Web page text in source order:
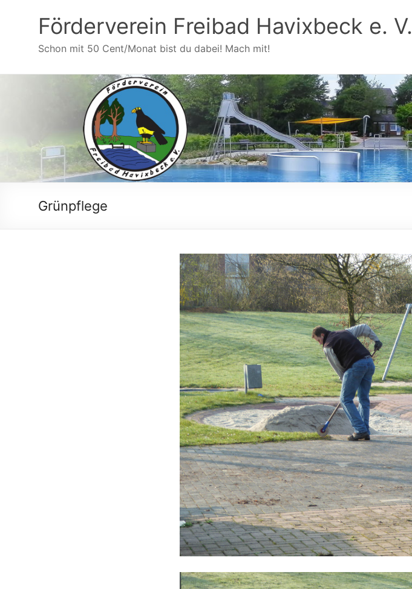
Förderverein Freibad Havixbeck e. V.
Schon mit 50 Cent/Monat bist du dabei! Mach mit!
Grünpflege